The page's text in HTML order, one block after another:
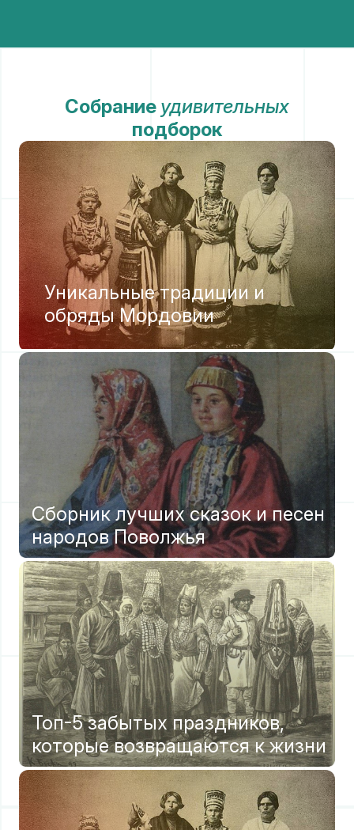
Собрание удивительных
подборок
Уникальные традиции и
обряды Мордовии
Сборник лучших сказок и песен
народов Поволжья
Топ-5 забытых праздников,
которые возвращаются к жизни